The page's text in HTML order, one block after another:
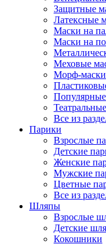
Защитные
Латексные
Маски на
Маски на
Меховые
Морф-маски
Все из
Парики
Взрослые
Детские
Женские
Мужские
Цветные
Все из
Шляпы
Взрослые
Детские
Кокошники